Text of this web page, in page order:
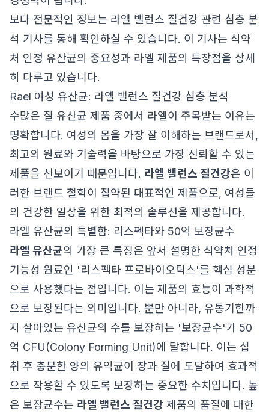
보다 전문적인 정보는 라엘 밸런스 질건강 관련 심층 분
석 기사를 통해 확인하실 수 있습니다. 이 기사는 식약
처 인정 유산균의 중요성과 라엘 제품의 특장점을 상세
히 다루고 있습니다.
Rael 여성 유산균: 라엘 밸런스 질건강 심층 분석
수많은 질 유산균 제품 중에서 라엘이 주목받는 이유는
명확합니다. 여성의 몸을 가장 잘 이해하는 브랜드로서,
최고의 원료와 기술력을 바탕으로 가장 신뢰할 수 있는
제품을 선보이기 때문입니다. 라엘 밸런스 질건강은 이
러한 브랜드 철학이 집약된 대표적인 제품으로, 여성들
의 건강한 일상을 위한 최적의 솔루션을 제공합니다.
라엘 유산균의 특별함: 리스펙타와 50억 보장균수
라엘 유산균의 가장 큰 특징은 앞서 설명한 식약처 인정
기능성 원료인 '리스펙타 프로바이오틱스'를 핵심 성분
으로 사용했다는 점입니다. 이는 제품의 효능이 과학적
으로 보장된다는 의미입니다. 뿐만 아니라, 유통기한까
지 살아있는 유산균의 수를 보장하는 '보장균수'가 50
억 CFU(Colony Forming Unit)에 달합니다. 이는 섭
취 후 충분한 양의 유익균이 장과 질에 도달하여 효과적
으로 작용할 수 있도록 보장하는 중요한 수치입니다. 높
은 보장균수는 라엘 밸런스 질건강 제품의 품질에 대한